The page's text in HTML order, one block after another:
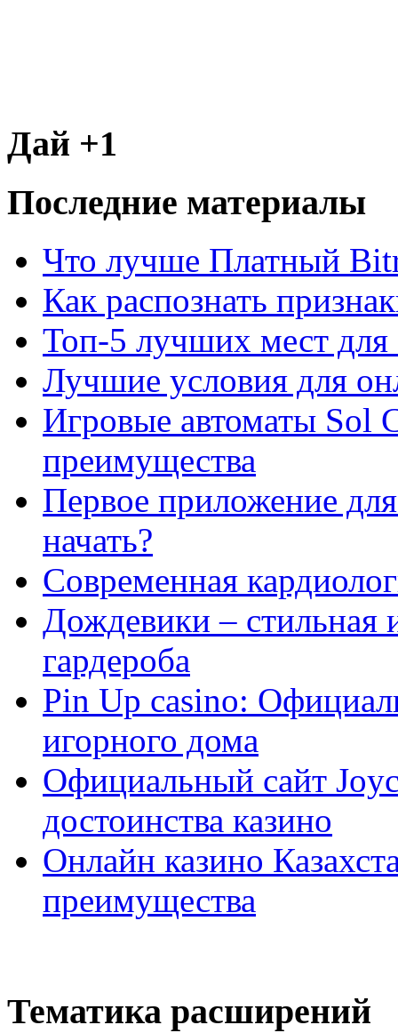
Дай +1
Последние материалы
Что лучше Платный
Как распознать
Топ-5 лучших мест для
Лучшие условия для
Игровые автоматы Sol
преимущества
Первое приложение
начать?
Современная
Дождевики – стильная
гардероба
Pin Up casino:
игорного дома
Официальный сайт
достоинства казино
Онлайн казино
преимущества
Тематика расширений